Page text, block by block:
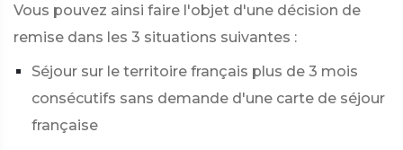
Vous pouvez ainsi faire l'objet d'une décision de
remise dans les 3 situations suivantes :
Séjour sur le territoire français plus de 3 mois
consécutifs sans demande d'une carte de séjour
française